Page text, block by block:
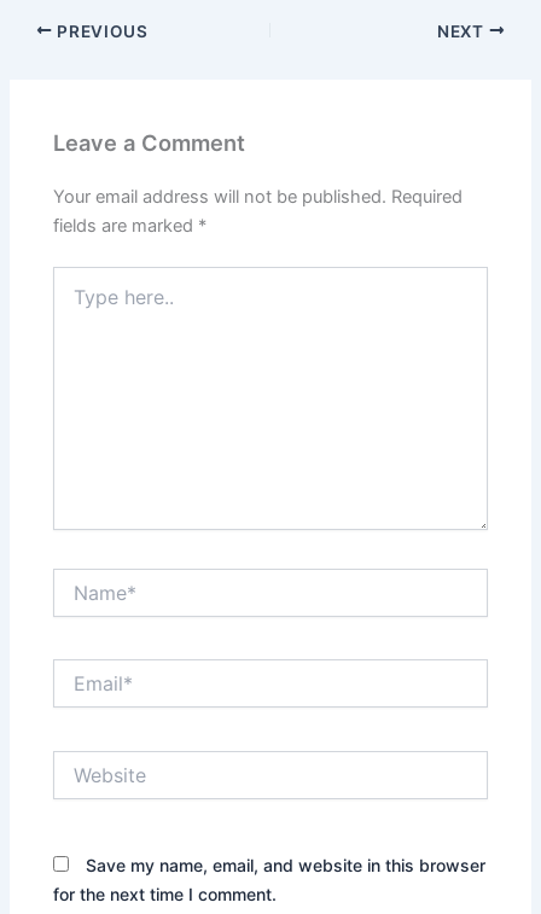
PREVIOUS NEXT
Leave a Comment
Your email address will not be published. Required
fields are marked *
here..
Save my name, email, and website in this browser
for the next time I comment.